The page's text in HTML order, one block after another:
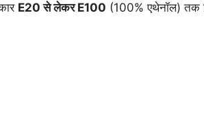
E20 से लेकर E100 (100% एथेनॉल) तक